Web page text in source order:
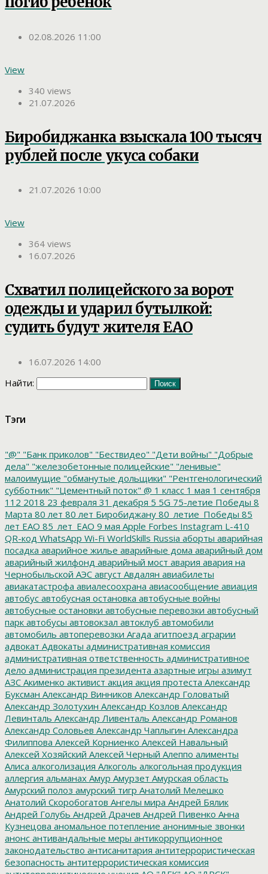
02.08.2026 11:00
View
340 views
21.07.2026
Биробиджанка взыскала 100 тысяч
рублей после укуса собаки
21.07.2026 10:00
View
364 views
16.07.2026
Схватил полицейского за ворот
одежды и ударил бутылкой:
судить будут жителя ЕАО
16.07.2026 14:00
Найти:
Тэги
"@" "Банк приколов" "Бествидео" "Дети войны" "Добрые
дела" "железобетонные полицейские" "ленивые"
малоимущие "обманутые дольщики" "Рентгенологический
субботник" "Цементный поток" @ 1 класс 1 мая 1 сентября
112 2018 23 февраля 31 декабря 5 5G 75-летие Победы 8
Марта 80 лет 80 лет Биробиджану 80_летие_Победы 85
лет ЕАО 85_лет_ЕАО 9 мая Apple Forbes Instagram L-410
QR-код WhatsApp Wi-Fi WorldSkills Russia аборты аварийная
посадка аварийное жилье аварийные дома аварийный дом
аварийный жилфонд аварийный мост авария авария на
Чернобыльской АЭС август Авдалян авиабилеты
авиакатастрофа авиалесоохрана авиасообщение авиация
автобус автобусная остановка автобусные войны
автобусные остановки автобусные перевозки автобусный
парк автобусы автовокзал автоклуб автомобили
автомобиль автоперевозки Агада агитпоезд аграрии
адвокат Адвокаты административная комиссия
административная ответственность административное
дело администрация президента азартные игры азимут
АЗС Акименко активист акция акция протеста Александр
Буксман Александр Винников Александр Головатый
Александр Золотухин Александр Козлов Александр
Левинталь Александр Ливенталь Александр Романов
Александр Соловьев Александр Чаплыгин Александра
Филиппова Алексей Корниенко Алексей Навальный
Алексей Хозяйский Алексей Черный Алеппо алименты
Алиса алкоголизация Алкоголь алкогольная продукция
аллергия альманах Амур Амурзет Амурская область
Амурский полоз амурский тигр Анатолий Мелешко
Анатолий Скоробогатов Ангелы мира Андрей Бялик
Андрей Голубь Андрей Драчев Андрей Пивенко Анна
Кузнецова аномальное потепление анонимные звонки
анонс антивандальные меры антикоррупционное
законодательство антисанитария антитеррористическая
безопасность антитеррористическая комиссия